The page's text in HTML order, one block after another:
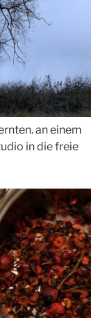
an einem
in die freie